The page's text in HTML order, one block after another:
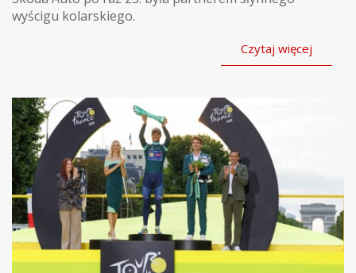
wyścigu kolarskiego.
Czytaj więcej